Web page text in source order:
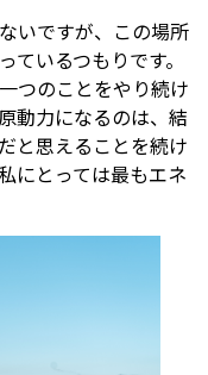
いですが、この場所
いるつもりです。
つのことをやり続け
動力になるのは、結
と思えることを続け
にとっては最もエネ